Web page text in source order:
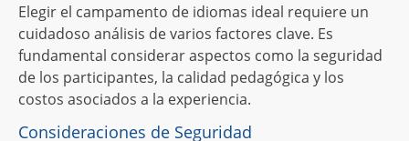
Elegir el campamento de idiomas ideal requiere un
cuidadoso análisis de varios factores clave. Es
fundamental considerar aspectos como la seguridad
de los participantes, la calidad pedagógica y los
costos asociados a la experiencia.
Consideraciones de Seguridad